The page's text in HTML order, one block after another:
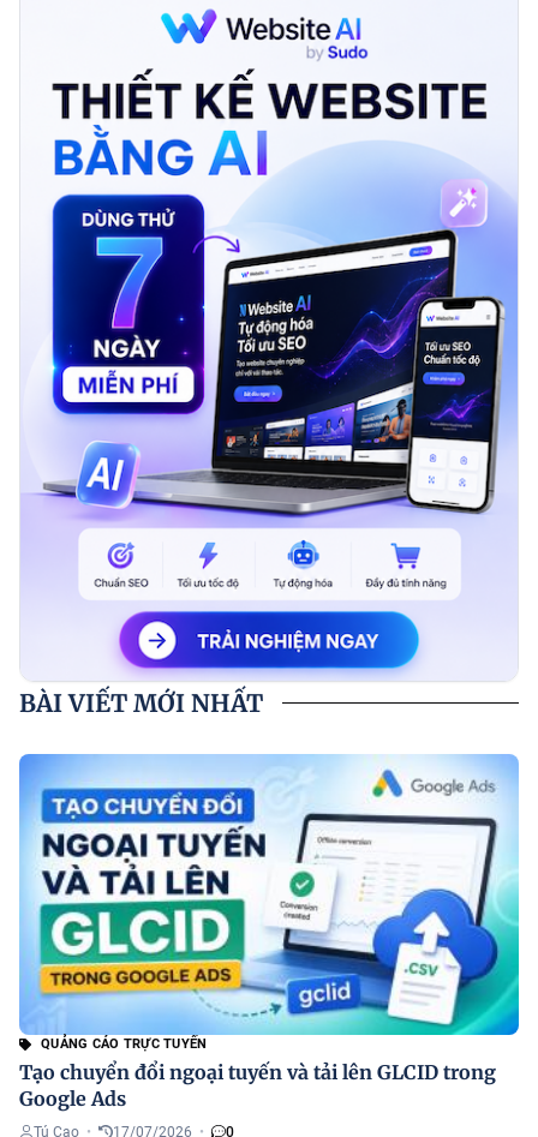
BÀI VIẾT MỚI NHẤT
QUẢNG CÁO TRỰC TUYẾN
Tạo chuyển đổi ngoại tuyến và tải lên GLCID trong
Google Ads
Tú Cao • 17/07/2026 • 0